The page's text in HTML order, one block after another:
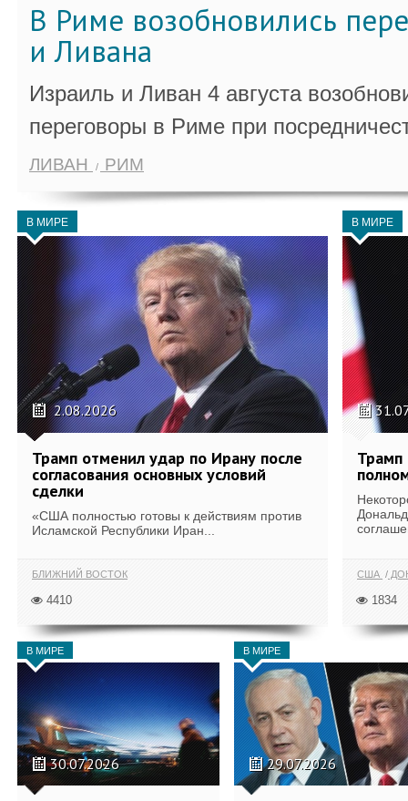
В Риме возобновились
и Ливана
Израиль и Ливан 4 августа
переговоры в Риме при
ЛИВАН РИМ
В МИРЕ
2.08.2026
Трамп отменил удар по Ирану после
согласования основных условий
сделки
«США полностью готовы к действиям против
Исламской Республики Иран...
БЛИЖНИЙ ВОСТОК
4410
В МИРЕ
Трамп
США
1834
В МИРЕ
30.07.2026
В МИРЕ
29.07.2026